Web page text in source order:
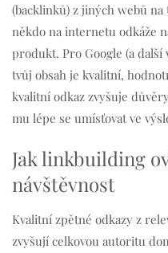
(backlinků) z jiných webů
někdo na internetu odkáže
produkt. Pro Google (a další
tvůj obsah je kvalitní,
kvalitní odkaz zvyšuje
mu lépe se umísťovat ve
Jak linkbuilding
návštěvnost
Kvalitní zpětné odkazy z
zvyšují celkovou autoritu